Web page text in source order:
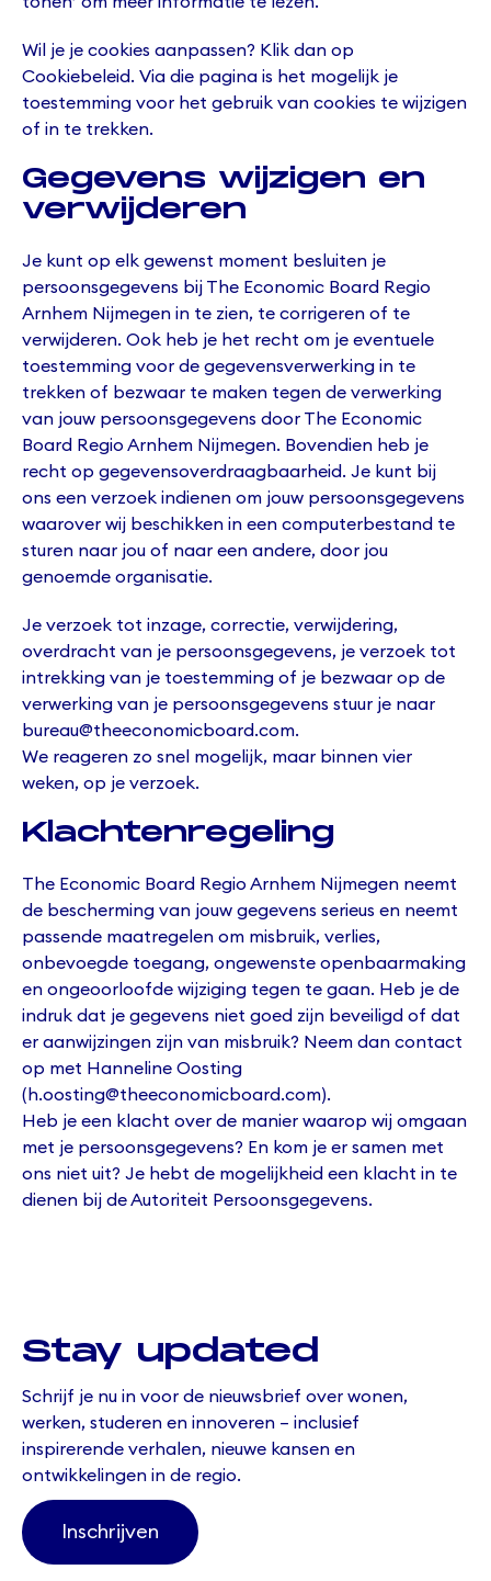
Wil je je cookies aanpassen? Klik dan op
Cookiebeleid. Via die pagina is het mogelijk je
toestemming voor het gebruik van cookies te wijzigen
of in te trekken.
Gegevens wijzigen en
verwijderen
Je kunt op elk gewenst moment besluiten je
persoonsgegevens bij The Economic Board Regio
Arnhem Nijmegen in te zien, te corrigeren of te
verwijderen. Ook heb je het recht om je eventuele
toestemming voor de gegevensverwerking in te
trekken of bezwaar te maken tegen de verwerking
van jouw persoonsgegevens door The Economic
Board Regio Arnhem Nijmegen. Bovendien heb je
recht op gegevensoverdraagbaarheid. Je kunt bij
ons een verzoek indienen om jouw persoonsgegevens
waarover wij beschikken in een computerbestand te
sturen naar jou of naar een andere, door jou
genoemde organisatie.
Je verzoek tot inzage, correctie, verwijdering,
overdracht van je persoonsgegevens, je verzoek tot
intrekking van je toestemming of je bezwaar op de
verwerking van je persoonsgegevens stuur je naar
bureau@theeconomicboard.com.
We reageren zo snel mogelijk, maar binnen vier
weken, op je verzoek.
Klachtenregeling
The Economic Board Regio Arnhem Nijmegen neemt
de bescherming van jouw gegevens serieus en neemt
passende maatregelen om misbruik, verlies,
onbevoegde toegang, ongewenste openbaarmaking
en ongeoorloofde wijziging tegen te gaan. Heb je de
indruk dat je gegevens niet goed zijn beveiligd of dat
er aanwijzingen zijn van misbruik? Neem dan contact
op met Hanneline Oosting
(h.oosting@theeconomicboard.com).
Heb je een klacht over de manier waarop wij omgaan
met je persoonsgegevens? En kom je er samen met
ons niet uit? Je hebt de mogelijkheid een klacht in te
dienen bij de Autoriteit Persoonsgegevens.
Stay updated
Schrijf je nu in voor de nieuwsbrief over wonen,
werken, studeren en innoveren – inclusief
inspirerende verhalen, nieuwe kansen en
ontwikkelingen in de regio.
Inschrijven